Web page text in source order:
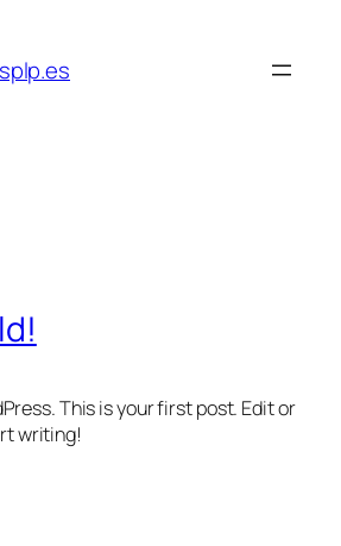
This is your first post. Edit or
writing!